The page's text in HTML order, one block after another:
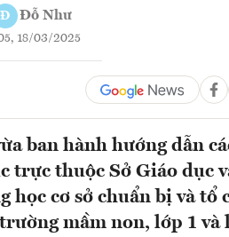
Đ Đỗ Như
18/03/2025
ban hành hướng dẫn
trực thuộc Sở Giáo dục
học cơ sở chuẩn bị và tổ
mầm non, lớp 1 và